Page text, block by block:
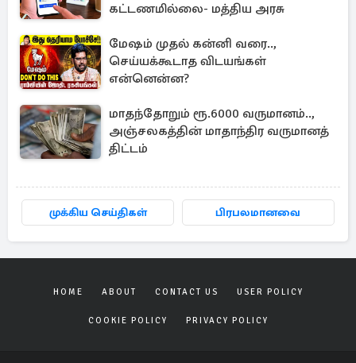
கட்டணமில்லை- மத்திய அரசு
மேஷம் முதல் கன்னி வரை..,
செய்யக்கூடாத விடயங்கள்
என்னென்ன?
மாதந்தோறும் ரூ.6000 வருமானம்..,
அஞ்சலகத்தின் மாதாந்திர வருமானத்
திட்டம்
முக்கிய செய்திகள் பிரபலமானவை
HOME ABOUT CONTACT US USER POLICY
COOKIE POLICY PRIVACY POLICY